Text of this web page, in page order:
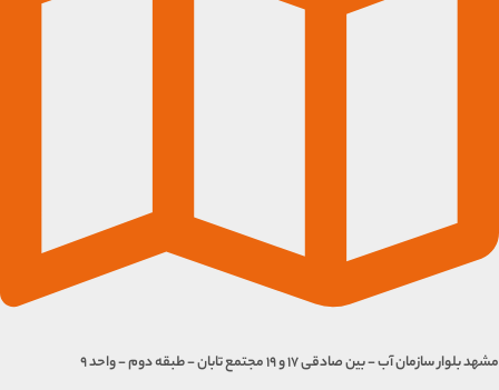
مشهد بلوار سازمان آب - بین صادقی 17 و 19 مجتمع تابان - طبقه دوم - واحد 9